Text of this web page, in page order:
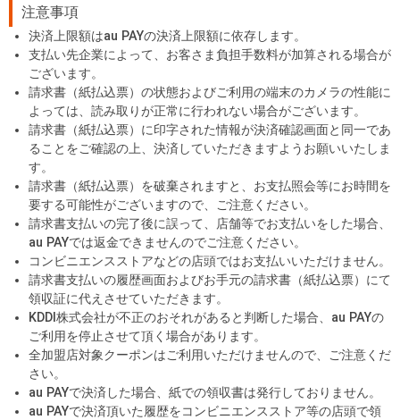
注意事項
決済上限額はau PAYの決済上限額に依存します。
支払い先企業によって、お客さま負担手数料が加算される場合が
ございます。
請求書（紙払込票）の状態およびご利用の端末のカメラの性能に
よっては、読み取りが正常に行われない場合がございます。
請求書（紙払込票）に印字された情報が決済確認画面と同一であ
ることをご確認の上、決済していただきますようお願いいたしま
す。
請求書（紙払込票）を破棄されますと、お支払照会等にお時間を
要する可能性がございますので、ご注意ください。
請求書支払いの完了後に誤って、店舗等でお支払いをした場合、
au PAYでは返金できませんのでご注意ください。
コンビニエンスストアなどの店頭ではお支払いいただけません。
請求書支払いの履歴画面およびお手元の請求書（紙払込票）にて
領収証に代えさせていただきます。
KDDI株式会社が不正のおそれがあると判断した場合、au PAYの
ご利用を停止させて頂く場合があります。
全加盟店対象クーポンはご利用いただけませんので、ご注意くだ
さい。
au PAYで決済した場合、紙での領収書は発行しておりません。
au PAYで決済頂いた履歴をコンビニエンスストア等の店頭で領